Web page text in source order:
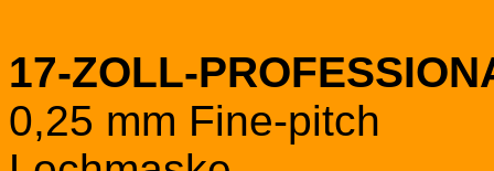
17-ZOLL-
0,25 mm Fine-pitch